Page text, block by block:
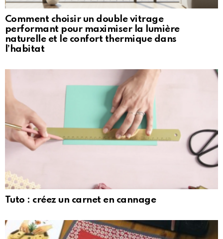
Comment choisir un double vitrage
performant pour maximiser la lumière
naturelle et le confort thermique dans
l’habitat
Tuto : créez un carnet en cannage